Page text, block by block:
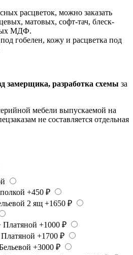
расцветок, можно заказать
матовых, софт-тач, блеск-
МДФ.
гобелен, кожу и расцветка под
замерщика, разработка схемы за
мебели выпускаемой на
не составляется отдельная